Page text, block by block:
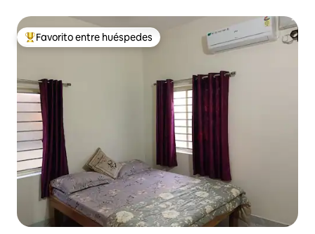
De los mejores en Favorito entre huéspedes
Favorito entre huéspedes